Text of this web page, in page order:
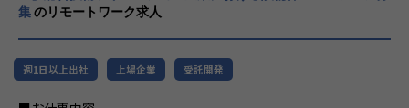
集のリモートワーク求人
週1日以上出社 上場企業 受託開発